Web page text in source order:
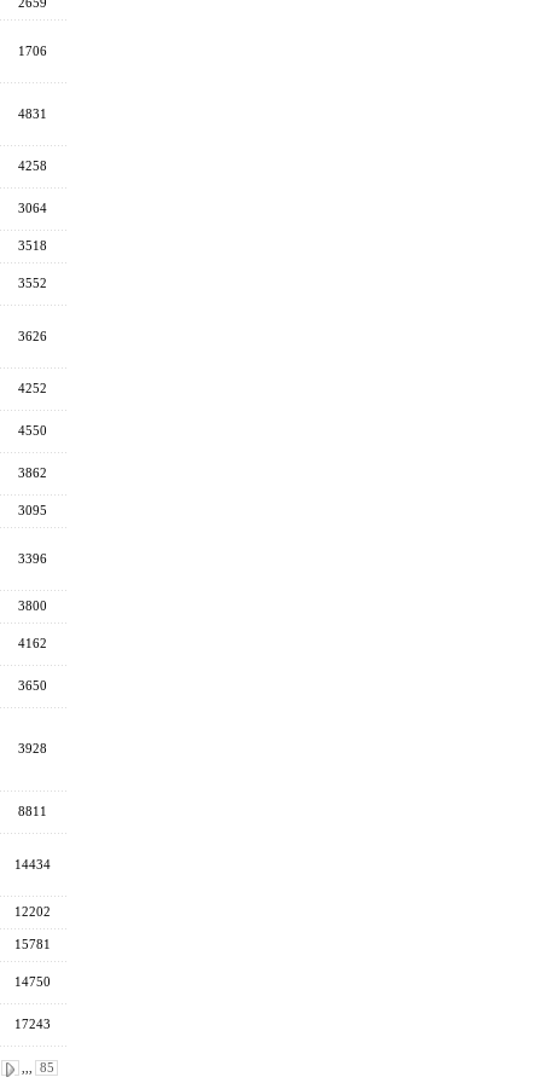
2659
1706
4831
4258
3064
3518
3552
3626
4252
4550
3862
3095
3396
3800
4162
3650
3928
8811
14434
12202
15781
14750
17243
,,, 85